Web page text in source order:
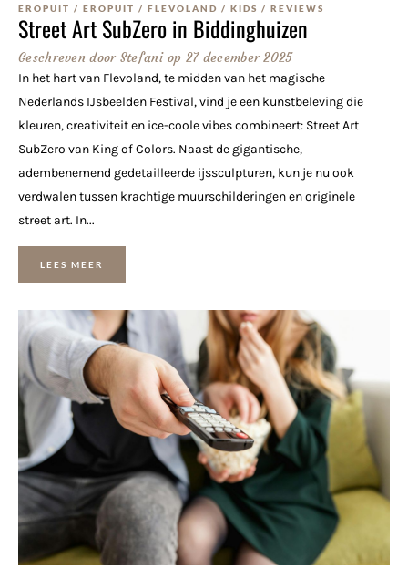
EROPUIT / EROPUIT / FLEVOLAND / KIDS / REVIEWS
Street Art SubZero in Biddinghuizen
Geschreven doorStefani op 27 december 2025
In het hart van Flevoland, te midden van het magische
Nederlands IJsbeelden Festival, vind je een kunstbeleving die
kleuren, creativiteit en ice-coole vibes combineert: Street Art
SubZero van King of Colors. Naast de gigantische,
adembenemend gedetailleerde ijssculpturen, kun je nu ook
verdwalen tussen krachtige muurschilderingen en originele
street art. In...
LEES MEER